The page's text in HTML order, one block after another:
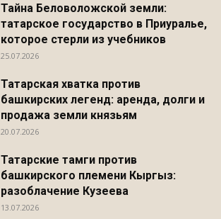
Тайна Беловоложской земли:
татарское государство в Приуралье,
которое стерли из учебников
25.07.2026
Татарская хватка против
башкирских легенд: аренда, долги и
продажа земли князьям
20.07.2026
Татарские тамги против
башкирского племени Кыргыз:
разоблачение Кузеева
13.07.2026